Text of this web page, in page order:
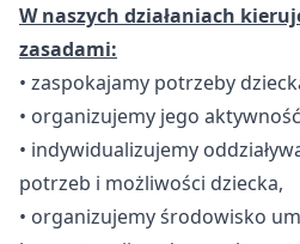
W naszych działaniach
zasadami:
• zaspokajamy potrzeby
• organizujemy jego
• indywidualizujemy
potrzeb i możliwości dziecka,
• organizujemy środowisko